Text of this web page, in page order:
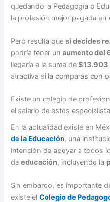
quedando la Pedagogía o
la profesión mejor pagada en
Pero resulta quesi decides
podría tener unaumento del
llegaría a la suma de$13.903
atractiva si la comparas con
Existe un colegio de
el salario de estos
En la actualidad existe en
de la Educación, una
intención de apoyar a todos
deeducación, incluyendo la
Sin embargo, es importante
existe elColegio de